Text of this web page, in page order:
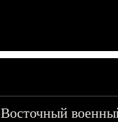
Восточный